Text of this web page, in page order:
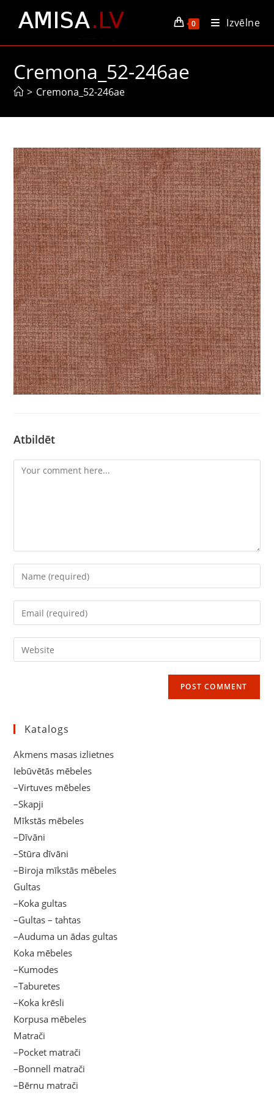
0 Izvēlne
Cremona_52-246ae
> Cremona_52-246ae
Atbildēt
Comment
Enter
your
name
comment
Enter
your
email
address
Enter
your
Katalogs
Akmens masas izlietnes
Iebūvētās mēbeles
–Virtuves mēbeles
–Skapji
Mīkstās mēbeles
–Dīvāni
–Stūra dīvāni
–Biroja mīkstās mēbeles
Gultas
–Koka gultas
–Gultas – tahtas
–Auduma un ādas gultas
Koka mēbeles
–Kumodes
–Taburetes
–Koka krēsli
Korpusa mēbeles
Matrači
–Pocket matrači
–Bonnell matrači
–Bērnu matrači